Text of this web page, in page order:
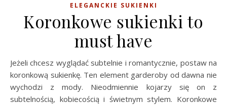
ELEGANCKIE SUKIENKI
Koronkowe sukienki to
must have
Jeżeli chcesz wyglądać subtelnie i romantycznie, postaw na
koronkową sukienkę. Ten element garderoby od dawna nie
wychodzi z mody. Nieodmiennie kojarzy się on z
subtelnością, kobiecością i świetnym stylem. Koronkowe